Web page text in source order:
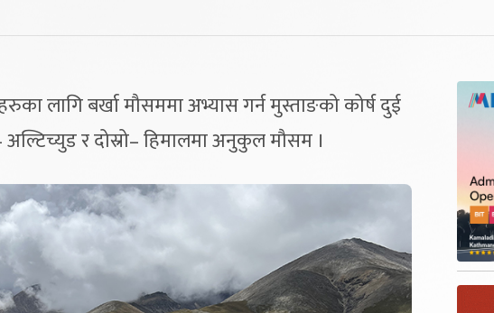
लागि बर्खा मौसममा अभ्यास गर्न मुस्ताङको कोर्ष दुई
र दोस्रो– हिमालमा अनुकुल मौसम ।